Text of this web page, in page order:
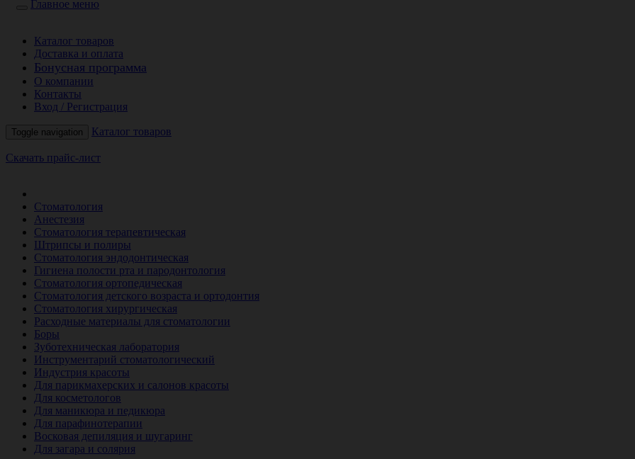
Главное меню
Каталог товаров
Доставка и оплата
Бонусная программа
О компании
Контакты
Вход / Регистрация
Toggle navigation Каталог товаров
Скачать прайс-лист
Стоматология
Анестезия
Стоматология терапевтическая
Штрипсы и полиры
Стоматология эндодонтическая
Гигиена полости рта и пародонтология
Стоматология ортопедическая
Стоматология детского возраста и ортодонтия
Стоматология хирургическая
Расходные материалы для стоматологии
Боры
Зуботехническая лаборатория
Инструментарий стоматологический
Индустрия красоты
Для парикмахерских и салонов красоты
Для косметологов
Для маникюра и педикюра
Для парафинотерапии
Восковая депиляция и шугаринг
Для загара и солярия